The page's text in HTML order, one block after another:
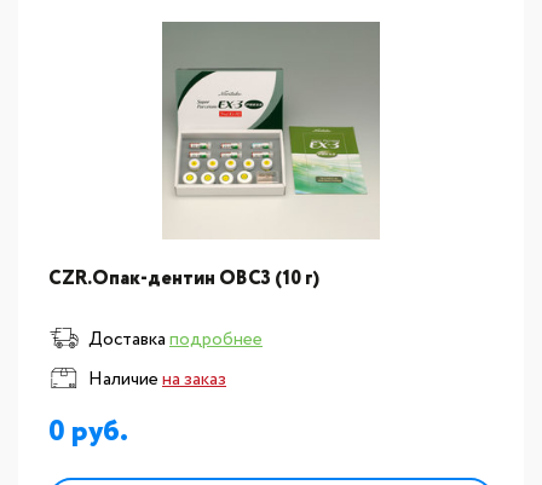
CZR.Опак-дентин ОВC3 (10 г)
Доставкаподробнее
Наличиена заказ
0